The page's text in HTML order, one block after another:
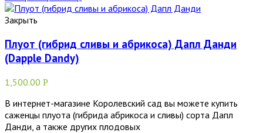
Закрыть
Плуот (гибрид сливы и абрикоса) Дапл Данди
(Dapple Dandy)
1,500.00 Р
В интернет-магазине Королевский сад вы можете купить
саженцы плуота (гибрида абрикоса и сливы) сорта Дапл
Данди, а также других плодовых